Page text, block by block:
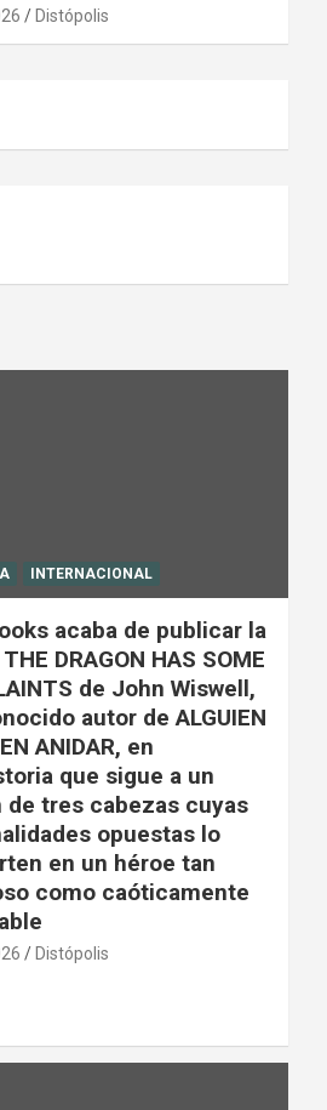
Distópolis
INTERNACIONAL
acaba de publicar la
DRAGON HAS SOME
de John Wiswell,
autor de ALGUIEN
ANIDAR, en
que sigue a un
de tres cabezas cuyas
opuestas lo
en un héroe tan
como caóticamente
Distópolis